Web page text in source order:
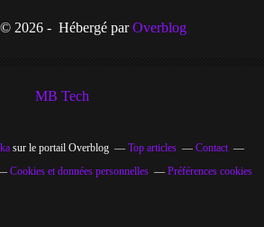
2026 - Hébergé parOverblog
MB Tech
sur le portail Overblog Top articles
Contact
Cookies et données personnelles Préférences cookies